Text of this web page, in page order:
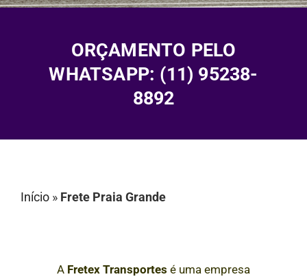
ORÇAMENTO PELO
WHATSAPP: (11) 95238-
8892
Início » Frete Praia Grande
A Fretex Transportes é uma empresa